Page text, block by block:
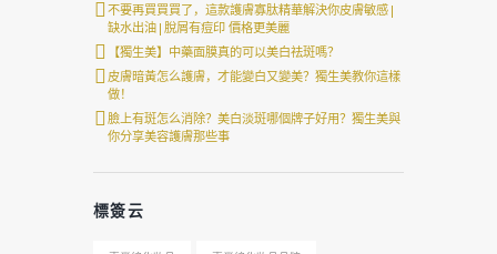
不要再買買買了，這款護膚寡肽精華解決你皮膚敏感|
缺水出油|脫屑有痘印 價格更美麗
【獨生美】中藥面膜真的可以美白祛斑嗎？
皮膚暗黃怎么護膚，才能變白又變美？獨生美教你這樣
做！
臉上有斑怎么消除？美白淡斑哪個牌子好用？獨生美與
你分享美容護膚那些事
標簽云